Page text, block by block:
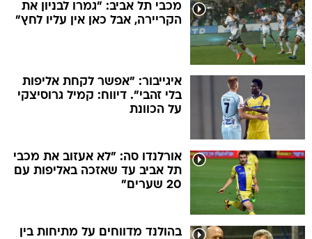
מכבי תל אביב: "גמרו לבניון את
הקריירה, אבל כאן אין עליו לחץ"
איגייבור: "אפשר לקחת אליפות
בלי זהבי". דיווח: קמיל גרוסיצקי
על הכוונת
אורלנדו סה: "לא אעזוב את מכבי
תל אביב עד שאזכה באליפות עם
20 שערים"
בהולנד מדווחים על מתיחות בין